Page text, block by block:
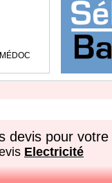
devis pour votre
Electricité